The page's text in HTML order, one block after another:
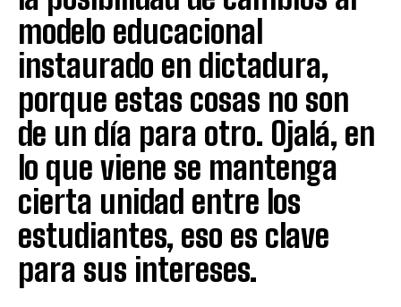
modelo educacional
instaurado en dictadura,
porque estas cosas no son
de un día para otro. Ojalá, en
lo que viene se mantenga
cierta unidad entre los
estudiantes, eso es clave
para sus intereses.